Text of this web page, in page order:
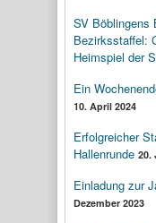
SV Böblingens
Bezirksstaffel:
Heimspiel der
Ein
10. April 2024
Erfolgreicher
Hallenrunde 20.
Einladung zur
Dezember 2023